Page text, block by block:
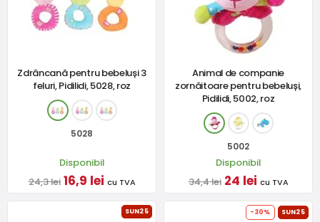
Zdrâncană pentru bebeluși 3
feluri, Pidilidi, 5028, roz
5028
Disponibil
24,3 lei 16,9 lei cu TVA
Animal de companie
zornăitoare pentru bebeluși,
Pidilidi, 5002, roz
5002
Disponibil
34,4 lei 24 lei cu TVA
SUN25 -30% SUN25